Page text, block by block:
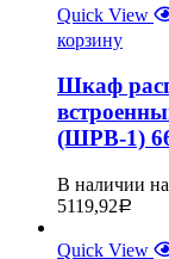
Quick View
корзину
Шкаф
(ШРВ-1)
В наличии на
5119,92Р
Quick View